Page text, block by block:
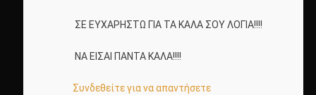
ΣΕ ΕΥΧΑΡΗΣΤΩ ΓΙΑ ΤΑ ΚΑΛΑ ΣΟΥ ΛΟΓΙΑ!!!!
ΝΑ ΕΙΣΑΙ ΠΑΝΤΑ ΚΑΛΑ!!!!
Συνδεθείτε για να απαντήσετε